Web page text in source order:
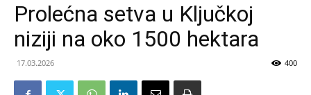
Prolećna setva u Ključkoj
niziji na oko 1500 hektara
17.03.2026 400